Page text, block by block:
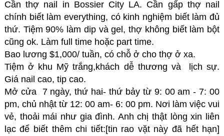
Cần thợ nail in Bossier City LA. Cần gấp thợ nail
chính biết làm everything, có kinh nghiệm biết làm đủ
thứ. Tiệm 90% làm dip và gel, thợ không biết làm bột
cũng ok. Làm full time hoặc part time.
Bao lương $1,000/ tuần, có chỗ ở cho thợ ở xa.
Tiệm ở khu Mỹ trắng,khách dễ thương và lịch sự.
Giá nail cao, tip cao.
Mở cửa 7 ngày, thứ hai- thứ bảy từ 9: 00 am - 7: 00
pm, chủ nhật từ 12: 00 am- 6: 00 pm. Nơi làm việc vui
vẻ, thoải mái như gia đình. Anh chị thật lòng xin liên
lạc để biết thêm chi tiết:[tin rao vặt này đã hết hạn]